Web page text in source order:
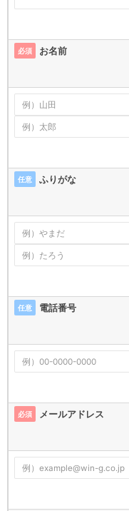
必須 お名前
任意 ふりがな
任意 電話番号
必須 メールアドレス